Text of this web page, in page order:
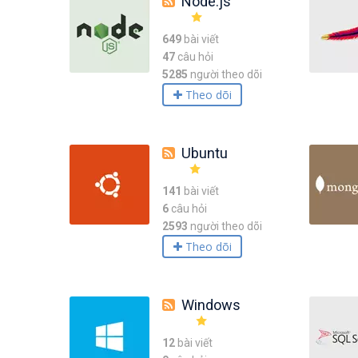
649 bài viết
47 câu hỏi
5285 người theo dõi
Theo dõi
Ubuntu
141 bài viết
6 câu hỏi
2593 người theo dõi
Theo dõi
Windows
12 bài viết